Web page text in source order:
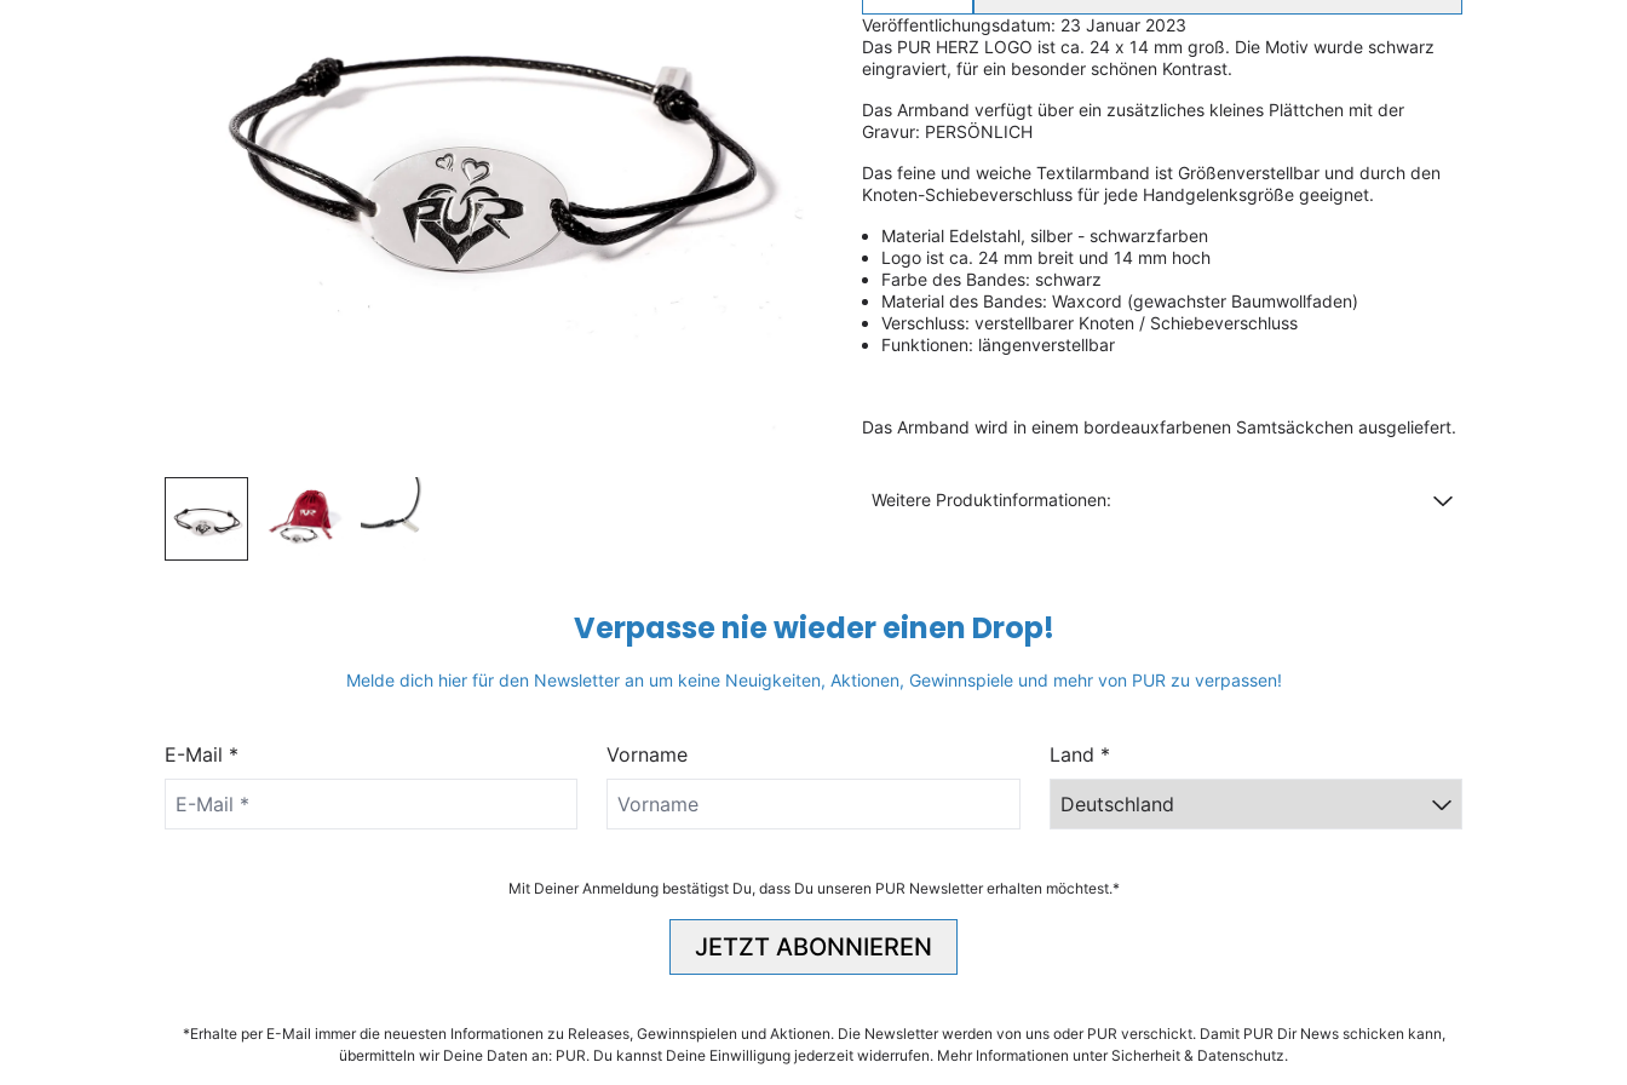
Veröffentlichungsdatum: 23 Januar 2023
Das PUR HERZ LOGO ist ca. 24 x 14 mm groß. Die Motiv wurde schwarz
eingraviert, für ein besonder schönen Kontrast.
Das Armband verfügt über ein zusätzliches kleines Plättchen mit der
Gravur: PERSÖNLICH
Das feine und weiche Textilarmband ist Größenverstellbar und durch den
Knoten-Schiebeverschluss für jede Handgelenksgröße geeignet.
Material Edelstahl, silber - schwarzfarben
Logo ist ca. 24 mm breit und 14 mm hoch
Farbe des Bandes: schwarz
Material des Bandes: Waxcord (gewachster Baumwollfaden)
Verschluss: verstellbarer Knoten / Schiebeverschluss
Funktionen: längenverstellbar
Das Armband wird in einem bordeauxfarbenen Samtsäckchen ausgeliefert.
Weitere Produktinformationen:
Verpasse nie wieder einen Drop!
Melde dich hier für den Newsletter an um keine Neuigkeiten, Aktionen, Gewinnspiele und mehr von PUR zu verpassen!
E-Mail * Vorname Land *
Mit Deiner Anmeldung bestätigst Du, dass Du unseren PUR Newsletter erhalten möchtest.*
JETZT ABONNIEREN
*Erhalte per E-Mail immer die neuesten Informationen zu Releases, Gewinnspielen und Aktionen. Die Newsletter werden von uns oder PUR verschickt. Damit PUR Dir News schicken kann,
übermitteln wir Deine Daten an: PUR. Du kannst Deine Einwilligung jederzeit widerrufen. Mehr Informationen unterSicherheit & Datenschutz.